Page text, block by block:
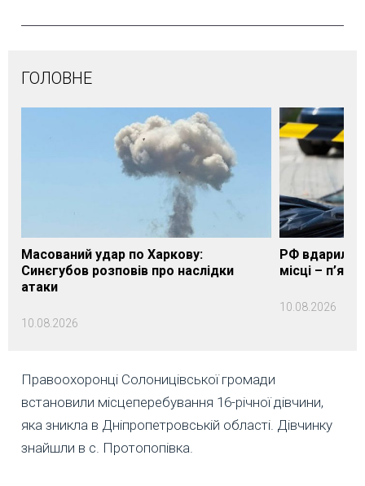
ГОЛОВНЕ
Масований удар по Харкову:
Синєгубов розповів про наслідки
атаки
10.08.2026
РФ вдарила
місці –
10.08.2026
Правоохоронці Солоницівської громади
встановили місцеперебування 16-річної дівчини,
яка зникла в Дніпропетровській області. Дівчинку
знайшли в с. Протопопівка.